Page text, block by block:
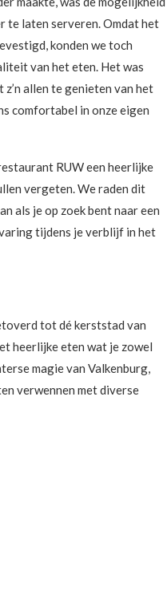
te laten serveren. Omdat het
konden we toch
van het eten. Het was
allen te genieten van het
comfortabel in onze eigen
RUW een heerlijke
vergeten. We raden dit
als je op zoek bent naar een
tijdens je verblijf in het
tot dé kerststad van
heerlijke eten wat je zowel
magie van Valkenburg,
verwennen met diverse